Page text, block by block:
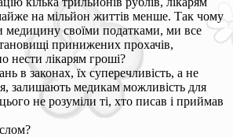
на мільйон життів менше. Так чому
своїми податками, ми все
принижених прохачів,
нести лікарям гроші?
в законах, їх суперечливість, а не
залишають медикам можливість для
не розуміли ті, хто писав і приймав